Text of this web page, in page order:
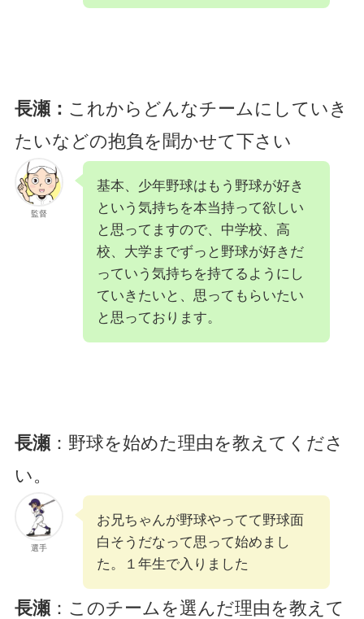
長瀬： これからどんなチームにしていき
たいなどの抱負を聞かせて下さい
監督
基本、少年野球はもう野球が好き
という気持ちを本当持って欲しい
と思ってますので、中学校、高
校、大学までずっと野球が好きだ
っていう気持ちを持てるようにし
ていきたいと、思ってもらいたい
と思っております。
長瀬：野球を始めた理由を教えてくださ
い。
選手
お兄ちゃんが野球やってて野球面
白そうだなって思って始めまし
た。１年生で入りました
長瀬：このチームを選んだ理由を教えて